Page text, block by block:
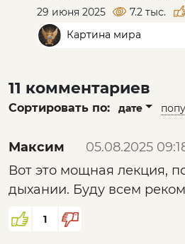
29 июня 2025
7.2 тыс.
Картина мира
11 комментариев
Сортировать по: дате
Максим
05.08.2025
Вот это мощная лекция,
дыхании. Буду всем
1